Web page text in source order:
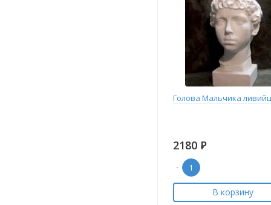
Голова Мальчика
2180 Р
-
В корзину